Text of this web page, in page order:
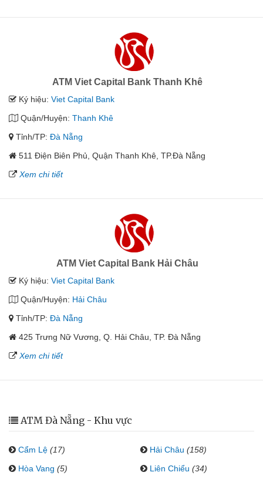
ATM Viet Capital Bank Thanh Khê
Ký hiệu: Viet Capital Bank
Quận/Huyện: Thanh Khê
Tỉnh/TP: Đà Nẵng
511 Điện Biên Phủ, Quận Thanh Khê, TP.Đà Nẵng
Xem chi tiết
ATM Viet Capital Bank Hải Châu
Ký hiệu: Viet Capital Bank
Quận/Huyện: Hải Châu
Tỉnh/TP: Đà Nẵng
425 Trưng Nữ Vương, Q. Hải Châu, TP. Đà Nẵng
Xem chi tiết
ATM Đà Nẵng - Khu vực
Cẩm Lệ (17) Hải Châu (158)
Hòa Vang (5) Liên Chiểu (34)